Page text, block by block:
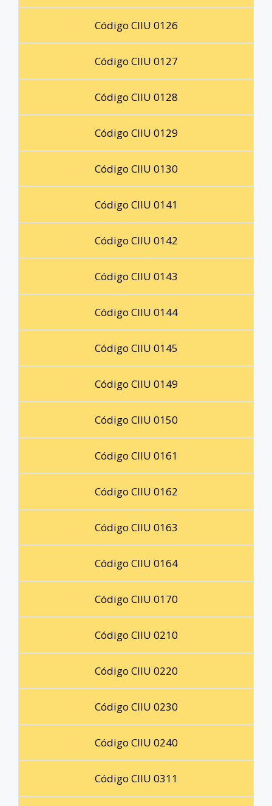
Código CIIU 0126
Código CIIU 0127
Código CIIU 0128
Código CIIU 0129
Código CIIU 0130
Código CIIU 0141
Código CIIU 0142
Código CIIU 0143
Código CIIU 0144
Código CIIU 0145
Código CIIU 0149
Código CIIU 0150
Código CIIU 0161
Código CIIU 0162
Código CIIU 0163
Código CIIU 0164
Código CIIU 0170
Código CIIU 0210
Código CIIU 0220
Código CIIU 0230
Código CIIU 0240
Código CIIU 0311